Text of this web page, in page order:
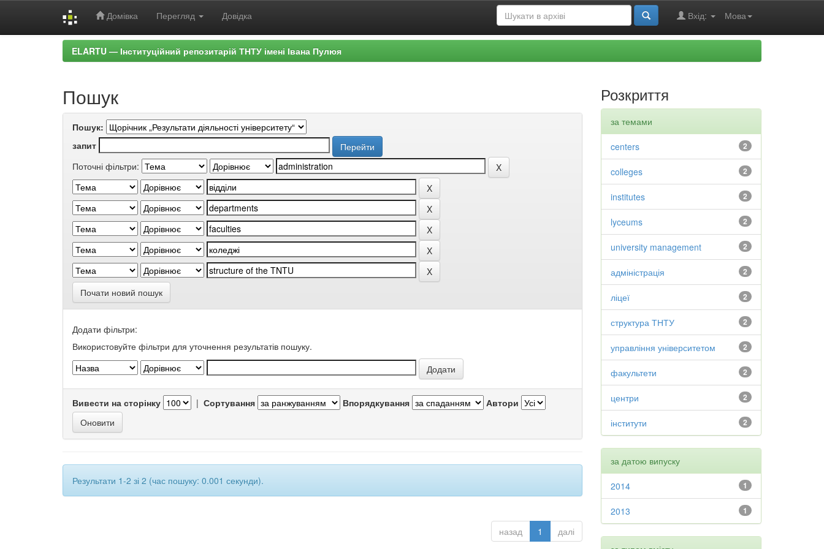
Домівка Перегляд Довідка Мова
Вхід:
ELARTU — Інституційний репозитарій ТНТУ імені Івана Пулюя
Пошук
Пошук:
запит
Поточні фільтри:
Почати новий пошук
Додати фільтри:
Використовуйте фільтри для уточнення результатів пошуку.
Вивести на сторінку | Сортування Впорядкування Автори
Результати 1-2 зі 2 (час пошуку: 0.001 секунди).
назад 1 далі
Розкриття
за темами
2
centers
2
colleges
2
institutes
2
lyceums
2
university management
2
адміністрація
2
ліцеї
2
структура ТНТУ
2
управління університетом
2
факультети
2
центри
2
інститути
за датою випуску
1
2014
1
2013